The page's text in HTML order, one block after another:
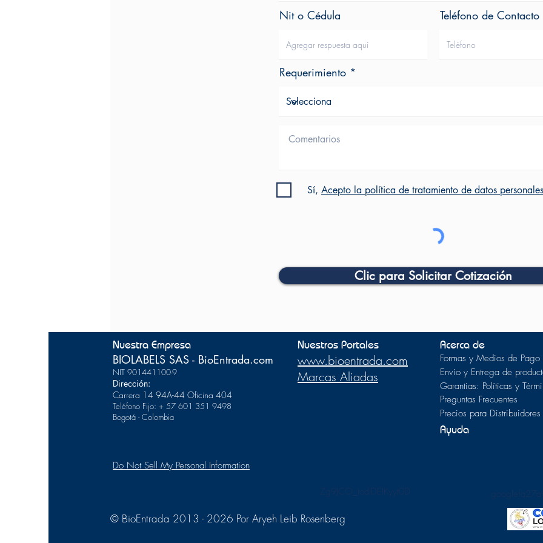
Nit o Cédula Teléfono de Contacto
Requerimiento
Sí, Acepto la política de tratamiento de datos personales
Clic para Solicitar Cotización
Nuestra Empresa
BIOLABELS SAS - BioEntrada.com
NIT 901441100-9
Dirección:
Carrera 14 94A-44 Oficina 404
Teléfono Fijo: + 57 601 351 9498
Bogotá - Colombia
Nuestros Portales
www.bioentrada.com
Marcas Aliadas
Do Not Sell My Personal Information
Acerca de
Formas y Medios de Pago
Envío y Entrega de
Garantias: Políticas y
Preguntas Frecuentes
Precios para Distribuidores
Ayuda
Zg9JCO_todIDEIKyyt0D
© BioEntrada 2013 - 2026 Por Aryeh Leib Rosenberg